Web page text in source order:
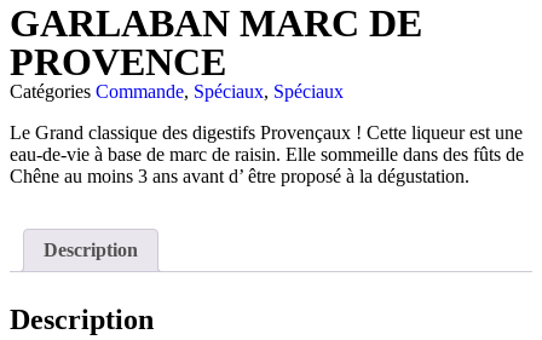
GARLABAN MARC DE
PROVENCE
Catégories Commande, Spéciaux, Spéciaux
Le Grand classique des digestifs Provençaux ! Cette liqueur est une
eau-de-vie à base de marc de raisin. Elle sommeille dans des fûts de
Chêne au moins 3 ans avant d’ être proposé à la dégustation.
Description
Description